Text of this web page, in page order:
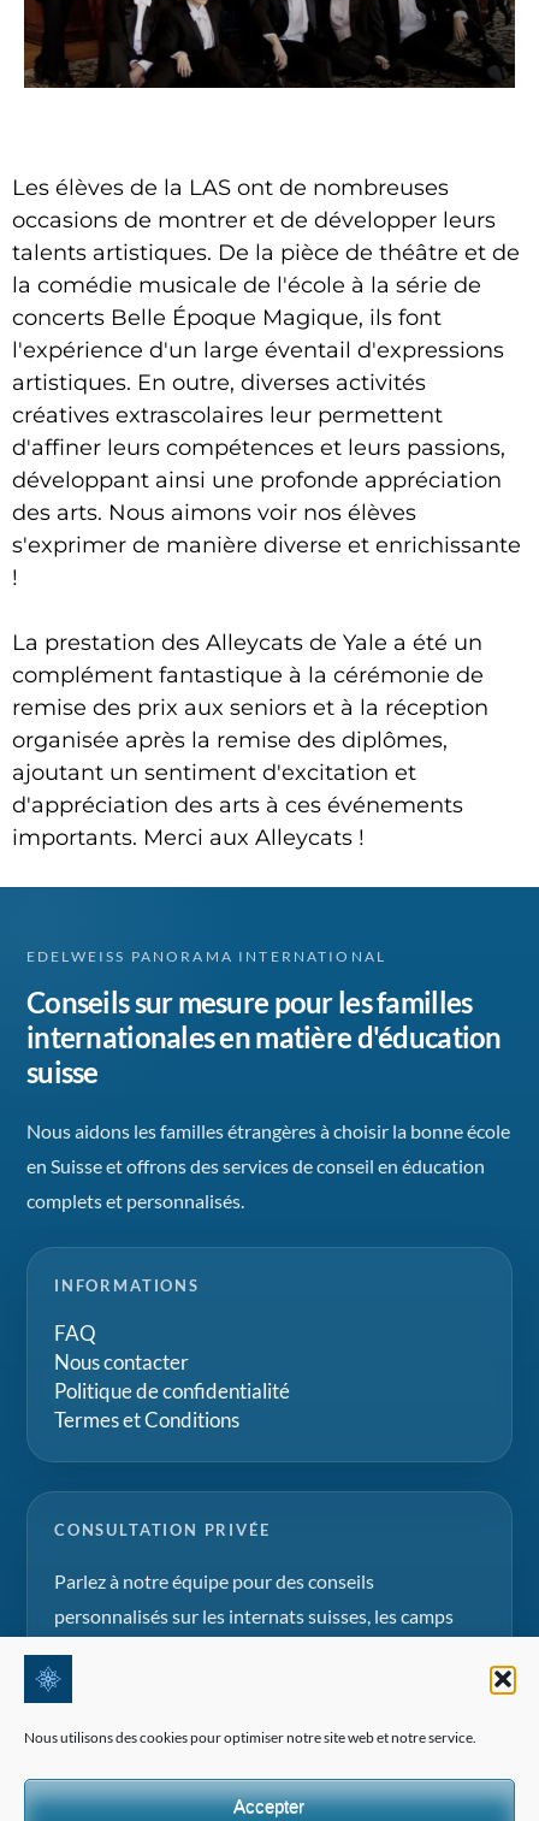
Nous utilisons des cookies pour optimiser notre site web et notre service.
Accepter
Les élèves de la LAS ont de nombreuses
occasions de montrer et de développer leurs
talents artistiques. De la pièce de théâtre et de
la comédie musicale de l'école à la série de
concerts Belle Époque Magique, ils font
l'expérience d'un large éventail d'expressions
artistiques. En outre, diverses activités
créatives extrascolaires leur permettent
d'affiner leurs compétences et leurs passions,
développant ainsi une profonde appréciation
des arts. Nous aimons voir nos élèves
s'exprimer de manière diverse et enrichissante
!
La prestation des Alleycats de Yale a été un
complément fantastique à la cérémonie de
remise des prix aux seniors et à la réception
organisée après la remise des diplômes,
ajoutant un sentiment d'excitation et
d'appréciation des arts à ces événements
importants. Merci aux Alleycats !
EDELWEISS PANORAMA INTERNATIONAL
Conseils sur mesure pour les familles
internationales en matière d'éducation
suisse
Nous aidons les familles étrangères à choisir la bonne école
en Suisse et offrons des services de conseil en éducation
complets et personnalisés.
INFORMATIONS
FAQ
Nous contacter
Politique de confidentialité
Termes et Conditions
CONSULTATION PRIVÉE
Parlez à notre équipe pour des conseils
personnalisés sur les internats suisses, les camps
d'été et les projets d'éducation familiale.